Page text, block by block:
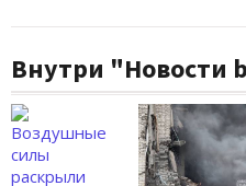
Внутри "Новости